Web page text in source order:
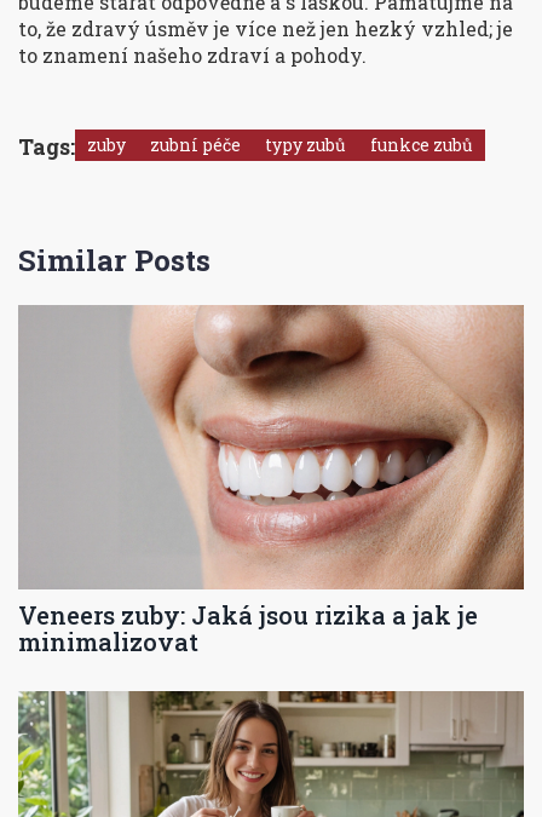
to, že zdravý úsměv je více než jen hezký vzhled; je
to znamení našeho zdraví a pohody.
Tags: zuby zubní péče typy zubů funkce zubů
Similar Posts
Veneers zuby: Jaká jsou rizika a jak je
minimalizovat